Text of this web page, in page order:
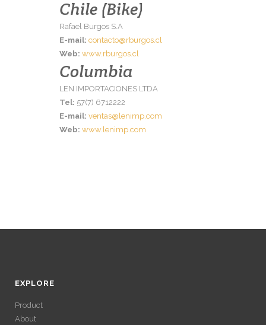
Chile (Bike)
Rafael Burgos S.A
E-mail: contacto@rburgos.cl
Web: www.rburgos.cl
Columbia
LEN IMPORTACIONES LTDA
Tel: 57(7) 6712222
E-mail: ventas@lenimp.com
Web: www.lenimp.com
EXPLORE
Product
About